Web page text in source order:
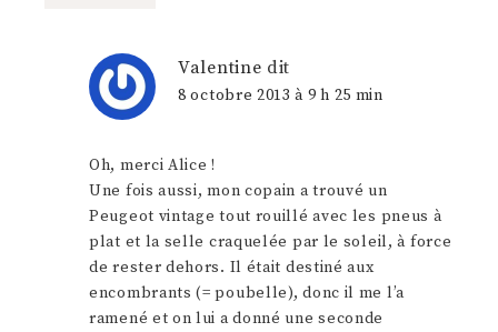
Valentine dit
8 octobre 2013 à 9 h 25 min
Oh, merci Alice !
Une fois aussi, mon copain a trouvé un
Peugeot vintage tout rouillé avec les pneus à
plat et la selle craquelée par le soleil, à force
de rester dehors. Il était destiné aux
encombrants (= poubelle), donc il me l’a
ramené et on lui a donné une seconde